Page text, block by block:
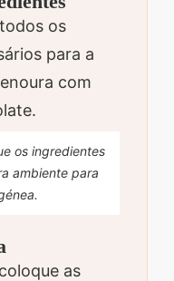
os
para a
com
os ingredientes
ambiente para
as